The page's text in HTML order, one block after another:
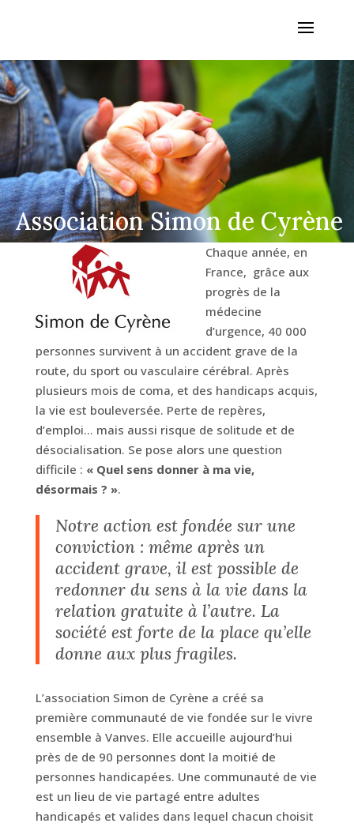
Association Simon de Cyrène
Chaque année, en
France, grâce aux
progrès de la
médecine
d’urgence, 40 000
personnes survivent à un accident grave de la
route, du sport ou vasculaire cérébral. Après
plusieurs mois de coma, et des handicaps acquis,
la vie est bouleversée. Perte de repères,
d’emploi… mais aussi risque de solitude et de
désocialisation. Se pose alors une question
difficile : « Quel sens donner à ma vie,
désormais ? ».
Notre action est fondée sur une
conviction : même après un
accident grave, il est possible de
redonner du sens à la vie dans la
relation gratuite à l’autre. La
société est forte de la place qu’elle
donne aux plus fragiles.
L’association Simon de Cyrène a créé sa
première communauté de vie fondée sur le vivre
ensemble à Vanves. Elle accueille aujourd’hui
près de de 90 personnes dont la moitié de
personnes handicapées. Une communauté de vie
est un lieu de vie partagé entre adultes
handicapés et valides dans lequel chacun choisit